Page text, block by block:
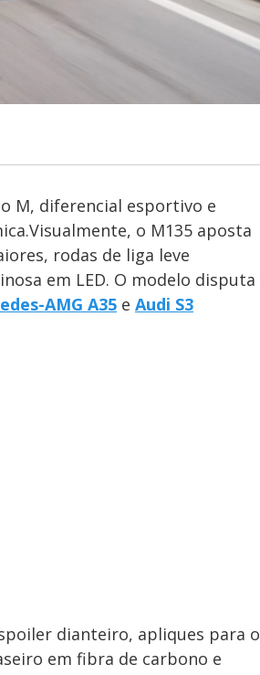
M, diferencial esportivo e
o M135 aposta
rodas de liga leve
em LED. O modelo disputa
AMG A35 e Audi S3
dianteiro, apliques para o
em fibra de carbono e